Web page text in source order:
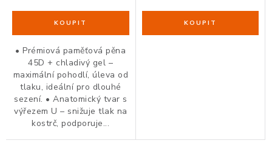
SCHRÁNKY NA KLÍČE A LÉKY
DESIGN A STYL V KANCELÁŘI
ZDRAVÁ KANCELÁŘ
ČISTIČKY VZDUCHU
• Prémiová paměťová pěna
45D + chladivý gel –
maximální pohodlí, úleva od
tlaku, ideální pro dlouhé
sezení. • Anatomický tvar s
výřezem U – snižuje tlak na
kostrč, podporuje...